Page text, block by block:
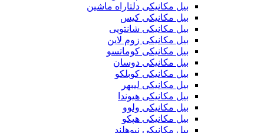
بیل مکانیکی دلتاراه ماشین
بیل مکانیکی کیس
بیل مکانیکی شانتویی
بیل مکانیکی زوم لاین
بیل مکانیکی کوماتسو
بیل مکانیکی دوسان
بیل مکانیکی کوبلکو
بیل مکانیکی لیبهر
بیل مکانیکی هیوندا
بیل مکانیکی ولوو
بیل مکانیکی هپکو
بیل مکانیکی نیوهلند